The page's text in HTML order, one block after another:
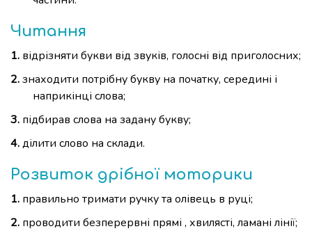
Читання
відрізняти букви від звуків, голосні від приголосних;
знаходити потрібну букву на початку, середині і
наприкінці слова;
підбирав слова на задану букву;
ділити слово на склади.
Розвиток дрібної моторики
правильно тримати ручку та олівець в руці;
проводити безперервні прямі , хвилясті, ламані лінії;